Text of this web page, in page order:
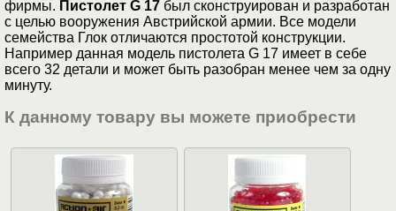
фирмы. Пистолет G 17 был сконструирован и разработан
с целью вооружения Австрийской армии. Все модели
семейства Глок отличаются простотой конструкции.
Например данная модель пистолета G 17 имеет в себе
всего 32 детали и может быть разобран менее чем за одну
минуту.
К данному товару вы можете приобрести